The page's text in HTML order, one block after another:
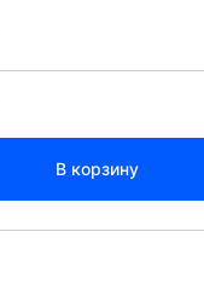
В корзину